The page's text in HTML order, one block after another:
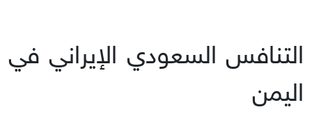
التنافس السعودي الإيراني في
اليمن